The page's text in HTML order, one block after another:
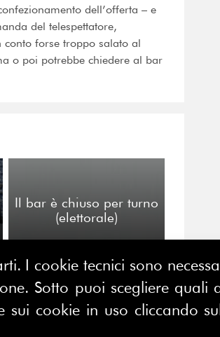
dell’offerta – e
del telespettatore,
forse troppo salato al
o poi potrebbe chiedere al bar
Il bar è chiuso per turno
(elettorale)
CONTATTACI
I cookie tecnici sono
Sotto puoi scegliere quali
sui cookie in uso cliccando